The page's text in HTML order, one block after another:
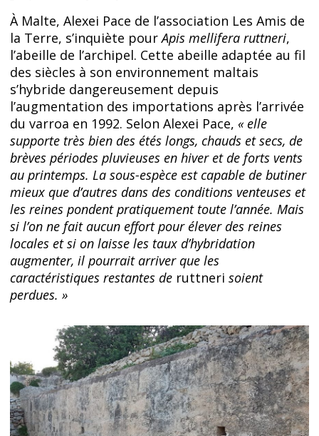
À Malte, Alexei Pace de l’association Les Amis de
la Terre, s’inquiète pourApis mellifera ruttneri,
l’abeille de l’archipel. Cette abeille adaptée au fil
des siècles à son environnement maltais
s’hybride dangereusement depuis
l’augmentation des importations après l’arrivée
du varroa en 1992. Selon Alexei Pace, « elle
supporte très bien des étés longs, chauds et secs, de
brèves périodes pluvieuses en hiver et de forts vents
au printemps. La sous-espèce est capable de butiner
mieux que d’autres dans des conditions venteuses et
les reines pondent pratiquement toute l’année. Mais
si l’on ne fait aucun effort pour élever des reines
locales et si on laisse les taux d’hybridation
augmenter, il pourrait arriver que les
caractéristiques restantes de ruttneri soient
perdues. »